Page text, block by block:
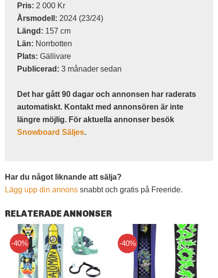
Pris: 2 000 Kr
Årsmodell: 2024 (23/24)
Längd: 157 cm
Län: Norrbotten
Plats: Gällivare
Publicerad: 3 månader sedan
Det har gått 90 dagar och annonsen har raderats
automatiskt. Kontakt med annonsören är inte
längre möjlig. För aktuella annonser besök
Snowboard Säljes.
Har du något liknande att sälja?
Lägg upp din annons snabbt och gratis på Freeride.
RELATERADE ANNONSER
-40% -40%